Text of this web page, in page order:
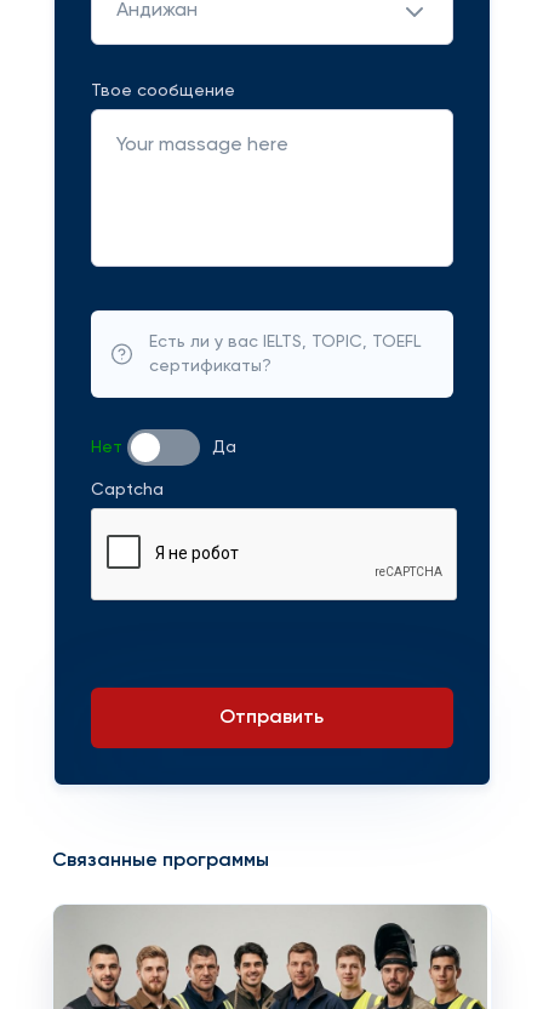
Андижан
Твое сообщение
Есть ли у вас IELTS, TOPIC, TOEFL
сертификаты?
Нет Да
Captcha
Отправить
Связанные программы